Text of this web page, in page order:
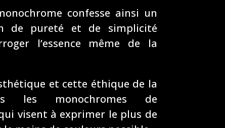
confesse ainsi un
de pureté et de simplicité
l’essence même de la
et cette éthique de la
les monochromes de
visent à exprimer le plus de